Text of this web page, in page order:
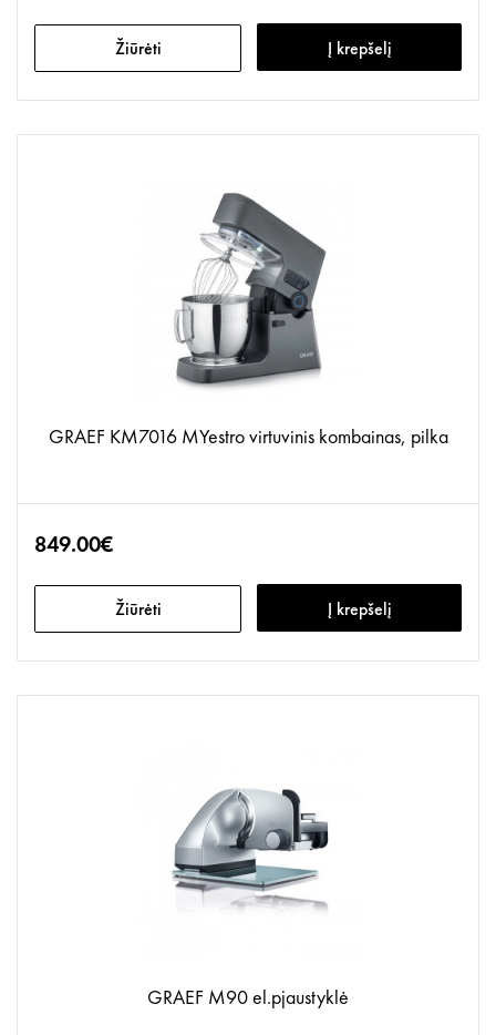
Žiūrėti Į krepšelį
GRAEF KM7016 MYestro virtuvinis kombainas, pilka
849.00€
Žiūrėti Į krepšelį
GRAEF M90 el.pjaustyklė